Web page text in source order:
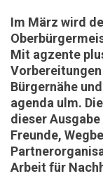
Im März wird
Mit agzente
Bürgernähe
agenda ulm.
dieser
Freunde,
Arbeit für